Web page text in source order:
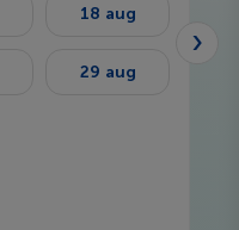
18 aug
29 aug
›